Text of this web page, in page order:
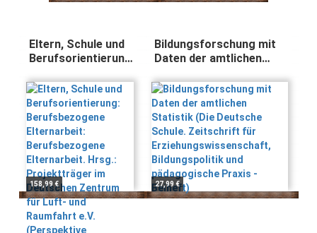
Eltern, Schule und
Berufsorientierung:
Elternarbeit:
Berufsbezogene
Elternarbeit. Hrsg.:
Projektträger im
Deutschen
Zentrum für Luft-
und Raumfahrt e.V.
(Perspektive
Berufsabschluss)
158,99 €
Bildungsforschung mit
Daten der amtlichen
Schule. Zeitschrift für
Erziehungswissenschaft,
Bildungspolitik und
pädagogische Praxis -
Beiheft)
27,99 €